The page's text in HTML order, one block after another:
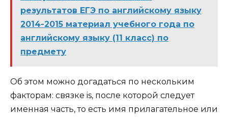
результатов ЕГЭ по английскому языку
2014-2015 материал учебного года по
английскому языку (11 класс) по
предмету
Об этом можно догадаться по нескольким
факторам: связке is, после которой следует
именная часть, то есть имя прилагательное или